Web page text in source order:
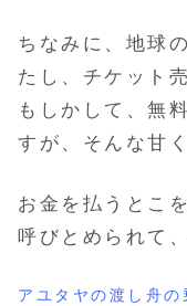
ちなみに、地球
たし、チケット
もしかして、無
すが、 そんな甘
お金を払うとこ
呼びとめられて
アユタヤの渡し舟の